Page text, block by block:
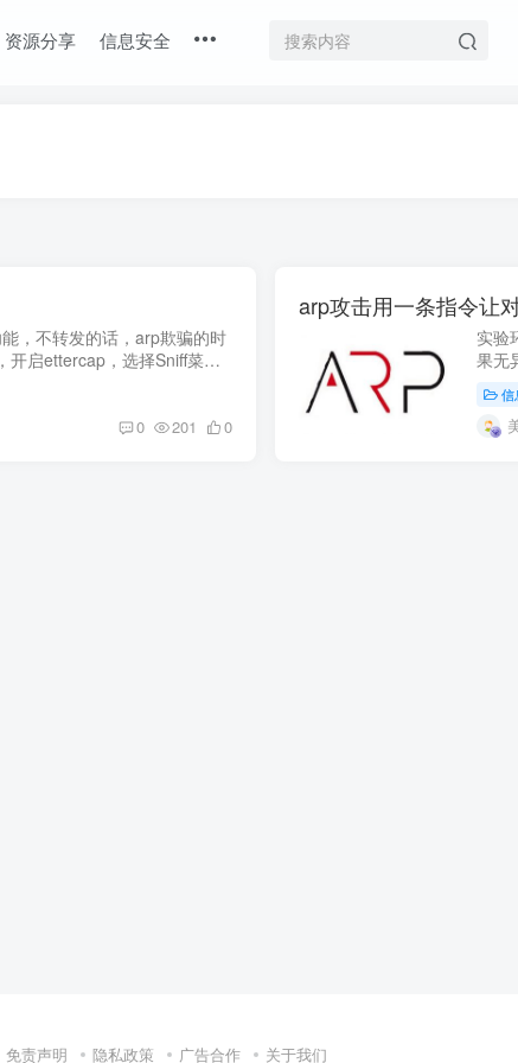
资源分享 信息安全
，不转发的话，arp欺骗的时
开启ettercap，选择Sniff菜单
0 201 0
arp攻击用一条指令让
实验
果无
2.
信
免责声明 隐私政策 广告合作 关于我们